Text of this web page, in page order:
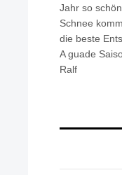
Jahr so
Schnee
die beste
A guade
Ralf